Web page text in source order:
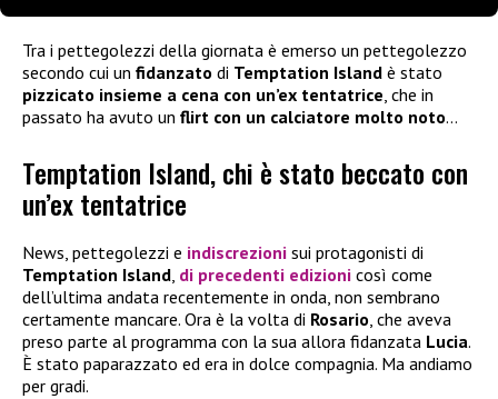
Tra i pettegolezzi della giornata è emerso un pettegolezzo
secondo cui un fidanzato di Temptation Island è stato
pizzicato insieme a cena con un’ex tentatrice , che in
passato ha avuto un flirt con un calciatore molto noto…
Temptation Island, chi è stato beccato con
un’ex tentatrice
News, pettegolezzi e indiscrezioni sui protagonisti di
Temptation Island, di precedenti edizioni così come
dell’ultima andata recentemente in onda, non sembrano
certamente mancare. Ora è la volta di Rosario, che aveva
preso parte al programma con la sua allora fidanzata Lucia.
È stato paparazzato ed era in dolce compagnia. Ma andiamo
per gradi.